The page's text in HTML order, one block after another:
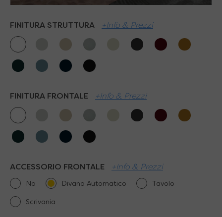
FINITURA STRUTTURA +Info & Prezzi
FINITURA FRONTALE +Info & Prezzi
ACCESSORIO FRONTALE +Info & Prezzi
No Divano Automatico Tavolo
Scrivania